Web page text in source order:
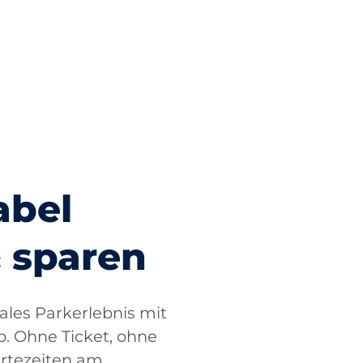
sparen
Parkerlebnis mit
Ohne Ticket, ohne